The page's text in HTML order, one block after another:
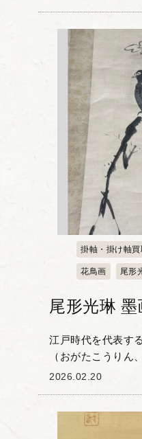
掛軸・掛け軸買
花鳥画 尾形
尾形光琳 墨
江戸時代を代表す
（おがたこうりん
「墨画 柏鳩」の掛
2026.02.20